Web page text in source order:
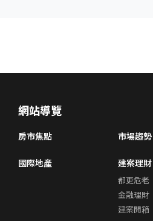
網站導覽
房市焦點 市場趨勢
國際地產 建案理財
都更危老
金融理財
建案開箱